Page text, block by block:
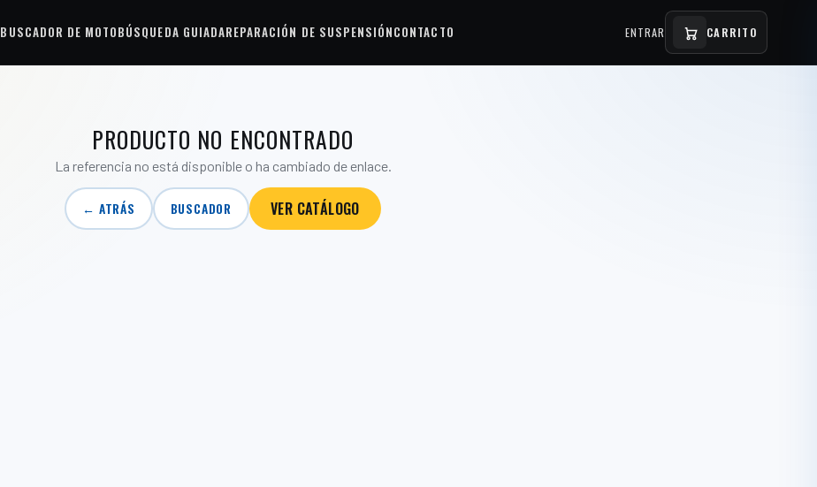
BUSCADOR DE MOTOBÚSQUEDA GUIADAREPARACIÓN DE SUSPENSIÓNCONTACTO ENTRAR CARRITO
PRODUCTO NO ENCONTRADO
La referencia no está disponible o ha cambiado de enlace.
← ATRÁS BUSCADOR VER CATÁLOGO